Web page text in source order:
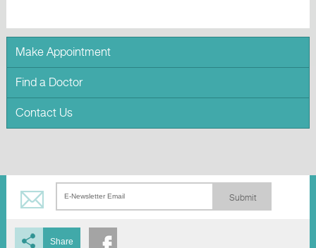
Make Appointment
Find a Doctor
Contact Us
Submit
Share